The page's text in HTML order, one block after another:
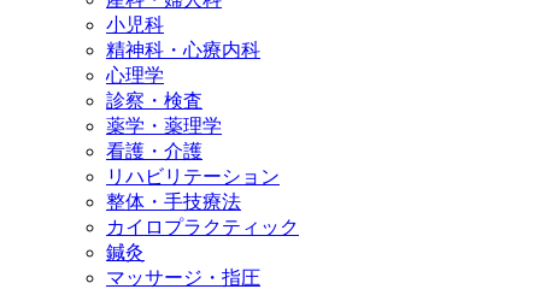
小児科
精神科・心療内科
心理学
診察・検査
薬学・薬理学
看護・介護
リハビリテーション
整体・手技療法
カイロプラクティック
鍼灸
マッサージ・指圧